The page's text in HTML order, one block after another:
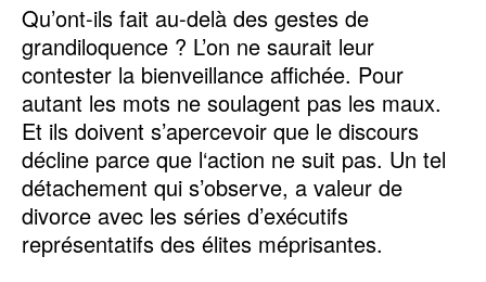
Qu’ont-ils fait au-delà des gestes de
grandiloquence ? L’on ne saurait leur
contester la bienveillance affichée. Pour
autant les mots ne soulagent pas les maux.
Et ils doivent s’apercevoir que le discours
décline parce que l‘action ne suit pas. Un tel
détachement qui s’observe, a valeur de
divorce avec les séries d’exécutifs
représentatifs des élites méprisantes.